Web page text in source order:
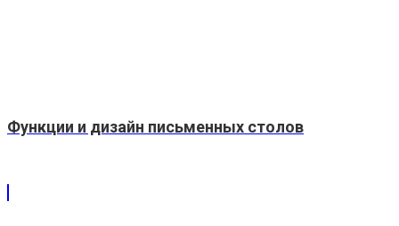
Функции и дизайн письменных столов